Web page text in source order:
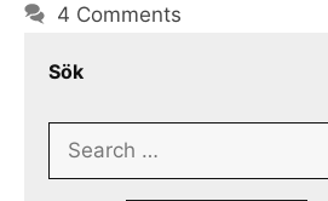
4 Comments
Sök
Search